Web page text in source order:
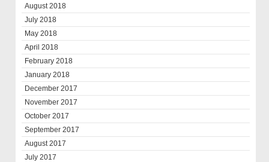
August 2018
July 2018
May 2018
April 2018
February 2018
January 2018
December 2017
November 2017
October 2017
September 2017
August 2017
July 2017